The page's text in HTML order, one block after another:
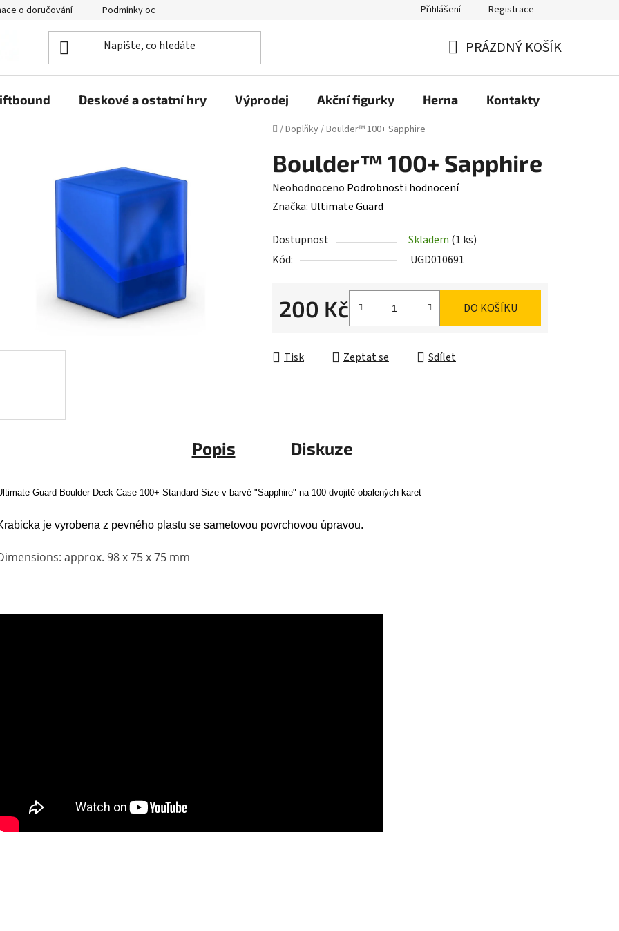
o doručování Podmínky ochrany osobních údajů Přihlášení Registrace
KOŠÍK
PRÁZDNÝ KOŠÍK
Deskové a ostatní hry Výprodej Akční figurky Herna Kontakty
Domů
/Doplňky/Boulder™ 100+ Sapphire
Boulder™ 100+ Sapphire
Průměrné
hodnocení
je
0,0
hvězdiček.
Neohodnoceno Podrobnosti hodnocení
Značka: Ultimate Guard
Dostupnost Skladem (1 ks)
Kód:
UGD010691
200 Kč DO KOŠÍKU
Tisk Zeptat se Sdílet
Popis Diskuze
Guard Boulder Deck Case 100+ Standard Size v barvě "Sapphire" na 100 dvojitě obalených karet
je vyrobena z pevného plastu se sametovou povrchovou úpravou.
approx. 98 x 75 x 75 mm